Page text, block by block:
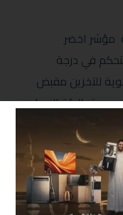
مؤشر اخضر
في درجة
للتخزين مقبض
البيئة الابعاد